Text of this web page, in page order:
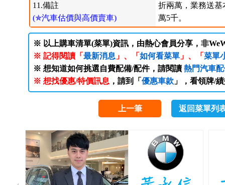
11.備註
(✯汽車估價與高價賣車)
折兩萬，業務送基
萬5千。
※ 以上購車清單(菜單)資訊，由熱心會員分享，非
※ 記得閱讀「 最新消息 」、「 如何看菜單」、「 菜單
※ 想知道如何挑選自費配備/配件，請閱讀 熱門汽車
※ 想找優惠/特價訊息 ，請到「 優惠車款」，看領牌/
上一筆 返回菜單列